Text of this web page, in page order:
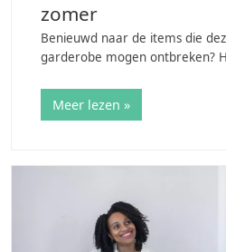
zomer
Benieuwd naar de items die
garderobe mogen ontbreken?
Meer lezen »